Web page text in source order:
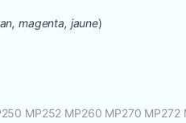
magenta, jaune)
MP252 MP260 MP270